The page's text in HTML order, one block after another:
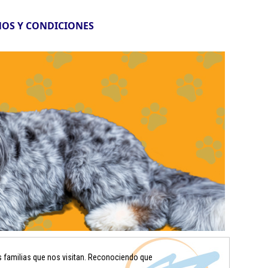
Y CONDICIONES
que nos visitan. Reconociendo que